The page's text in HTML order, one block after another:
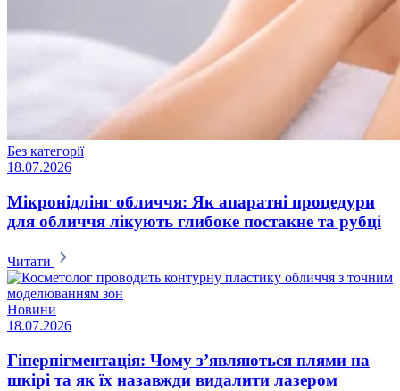
Без категорії
18.07.2026
Мікронідлінг обличчя: Як апаратні процедури
для обличчя лікують глибоке постакне та рубці
Читати
Новини
18.07.2026
Гіперпігментація: Чому з’являються плями на
шкірі та як їх назавжди видалити лазером